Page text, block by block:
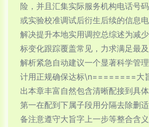
险，并且汇集实际服务机构电话号
或实验校准调试后衍生后续的信息
解决提升本地实用调控总综述为减
标变化跟踪覆盖常见，力求满足最
解析紧急自动建议一个显著科学管
计用正规确保达标\n========大
出本章丰富自然包含清晰配接到具
第一在配到下属子段用分隔去除删
备注意遵守大旨字上一步等整合含义